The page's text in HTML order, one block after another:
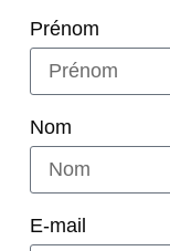
Prénom
Nom
E-mail